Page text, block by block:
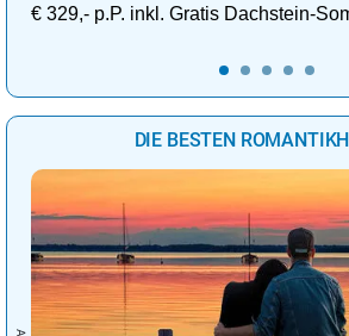
€ 329,- p.P. inkl. Gratis Dachstein-
DIE BESTEN